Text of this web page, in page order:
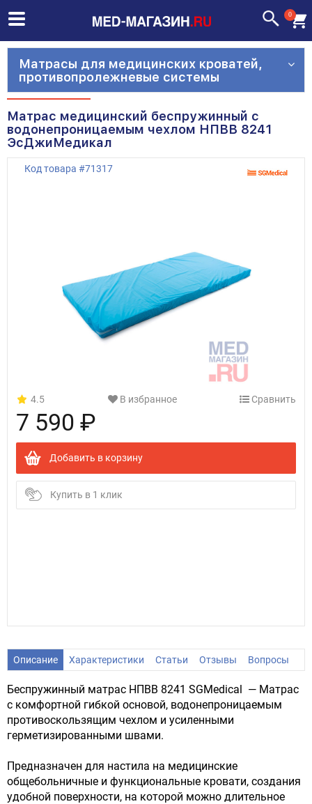
0
Матрасы для медицинских кроватей,
противопролежневые системы
Матрас медицинский беспружинный с
водонепроницаемым чехлом НПВВ 8241
ЭсДжиМедикал
Код товара #71317
4.5 В избранное Сравнить
7 590 ₽
Добавить в корзину
Купить в 1 клик
Описание Характеристики Статьи Отзывы Вопросы
Беспружинный матрас НПВВ 8241 SGMedical — Матрас
с комфортной гибкой основой, водонепроницаемым
противоскользящим чехлом и усиленными
герметизированными швами.
Предназначен для настила на медицинские
общебольничные и функциональные кровати, создания
удобной поверхности, на которой можно длительное